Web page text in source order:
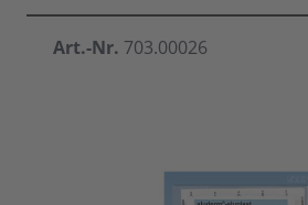
Art.-Nr. 703.00026